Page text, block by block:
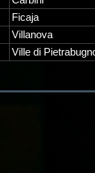
Ficaja
Villanova
Ville di